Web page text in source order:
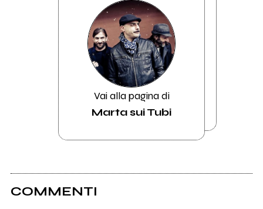
Vai alla pagina di
Marta sui Tubi
COMMENTI